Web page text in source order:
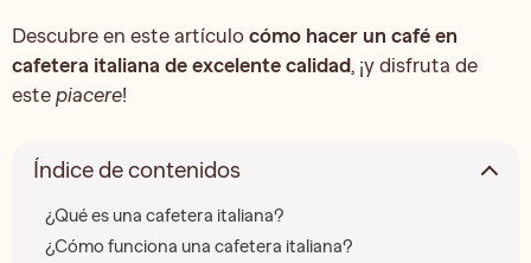
Descubre en este artículo cómo hacer un café en
cafetera italiana de excelente calidad, ¡y disfruta de
este piacere!
Índice de contenidos
¿Qué es una cafetera italiana?
¿Cómo funciona una cafetera italiana?